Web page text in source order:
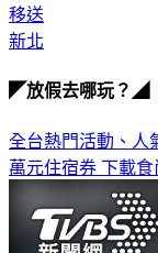
移送
新北
◤放假去哪玩？◢
全台熱門活動、人
萬元住宿券 下載食